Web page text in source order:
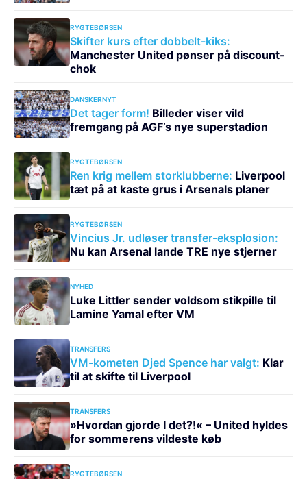
RYGTEBØRSEN
Skifter kurs efter dobbelt-kiks:
Manchester United pønser på discount-
chok
DANSKERNYT
Det tager form! Billeder viser vild
fremgang på AGF’s nye superstadion
RYGTEBØRSEN
Ren krig mellem storklubberne: Liverpool
tæt på at kaste grus i Arsenals planer
RYGTEBØRSEN
Vincius Jr. udløser transfer-eksplosion:
Nu kan Arsenal lande TRE nye stjerner
NYHED
Luke Littler sender voldsom stikpille til
Lamine Yamal efter VM
TRANSFERS
VM-kometen Djed Spence har valgt: Klar
til at skifte til Liverpool
TRANSFERS
»Hvordan gjorde I det?!« – United hyldes
for sommerens vildeste køb
RYGTEBØRSEN